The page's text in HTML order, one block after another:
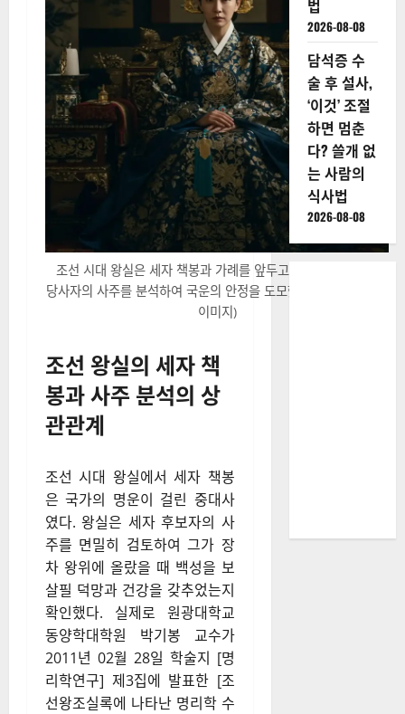
조선 시대 왕실은 세자 책봉과 가례를 앞두고 길일을 택하거나
당사자의 사주를 분석하여 국운의 안정을 도모했다.(사진=AI 생성
이미지)
조선 왕실의 세자 책
봉과 사주 분석의 상
관관계
조선 시대 왕실에서 세자 책봉
은 국가의 명운이 걸린 중대사
였다. 왕실은 세자 후보자의 사
주를 면밀히 검토하여 그가 장
차 왕위에 올랐을 때 백성을 보
살필 덕망과 건강을 갖추었는지
확인했다. 실제로 원광대학교
동양학대학원 박기봉 교수가
2011년 02월 28일 학술지 [명
리학연구] 제3집에 발표한 [조
선왕조실록에 나타난 명리학 수
법
2026-08-08
담석증 수
술 후 설사,
‘이것’ 조절
하면 멈춘
다? 쓸개 없
는 사람의
식사법
2026-08-08